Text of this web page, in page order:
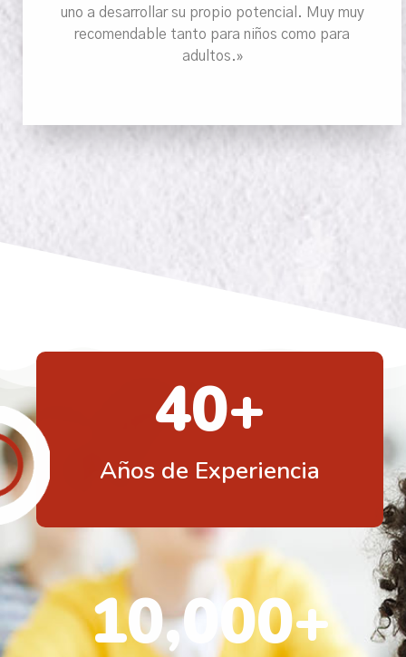
uno a desarrollar su propio potencial. Muy muy
recomendable tanto para niños como para
adultos.»
Años de Experiencia
40+
10,000+